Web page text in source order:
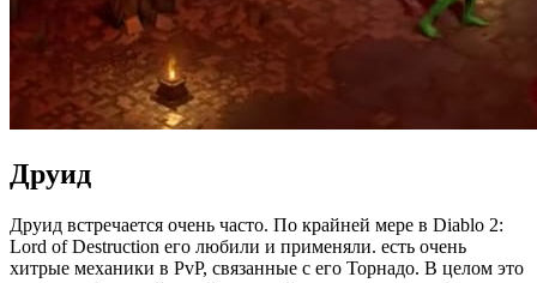
Друид
Друид встречается очень часто. По крайней мере в Diablo 2:
Lord of Destruction его любили и применяли. есть очень
хитрые механики в PvP, связанные с его Торнадо. В целом это